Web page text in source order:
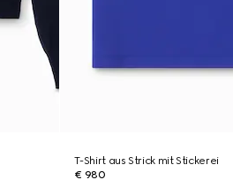
T-Shirt aus Strick mit Stickerei
€ 980